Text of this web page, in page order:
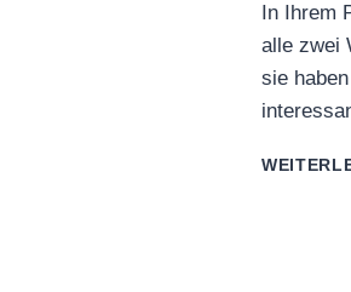
In Ihrem
alle zwei
sie